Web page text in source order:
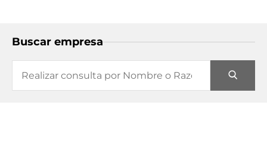
Buscar empresa